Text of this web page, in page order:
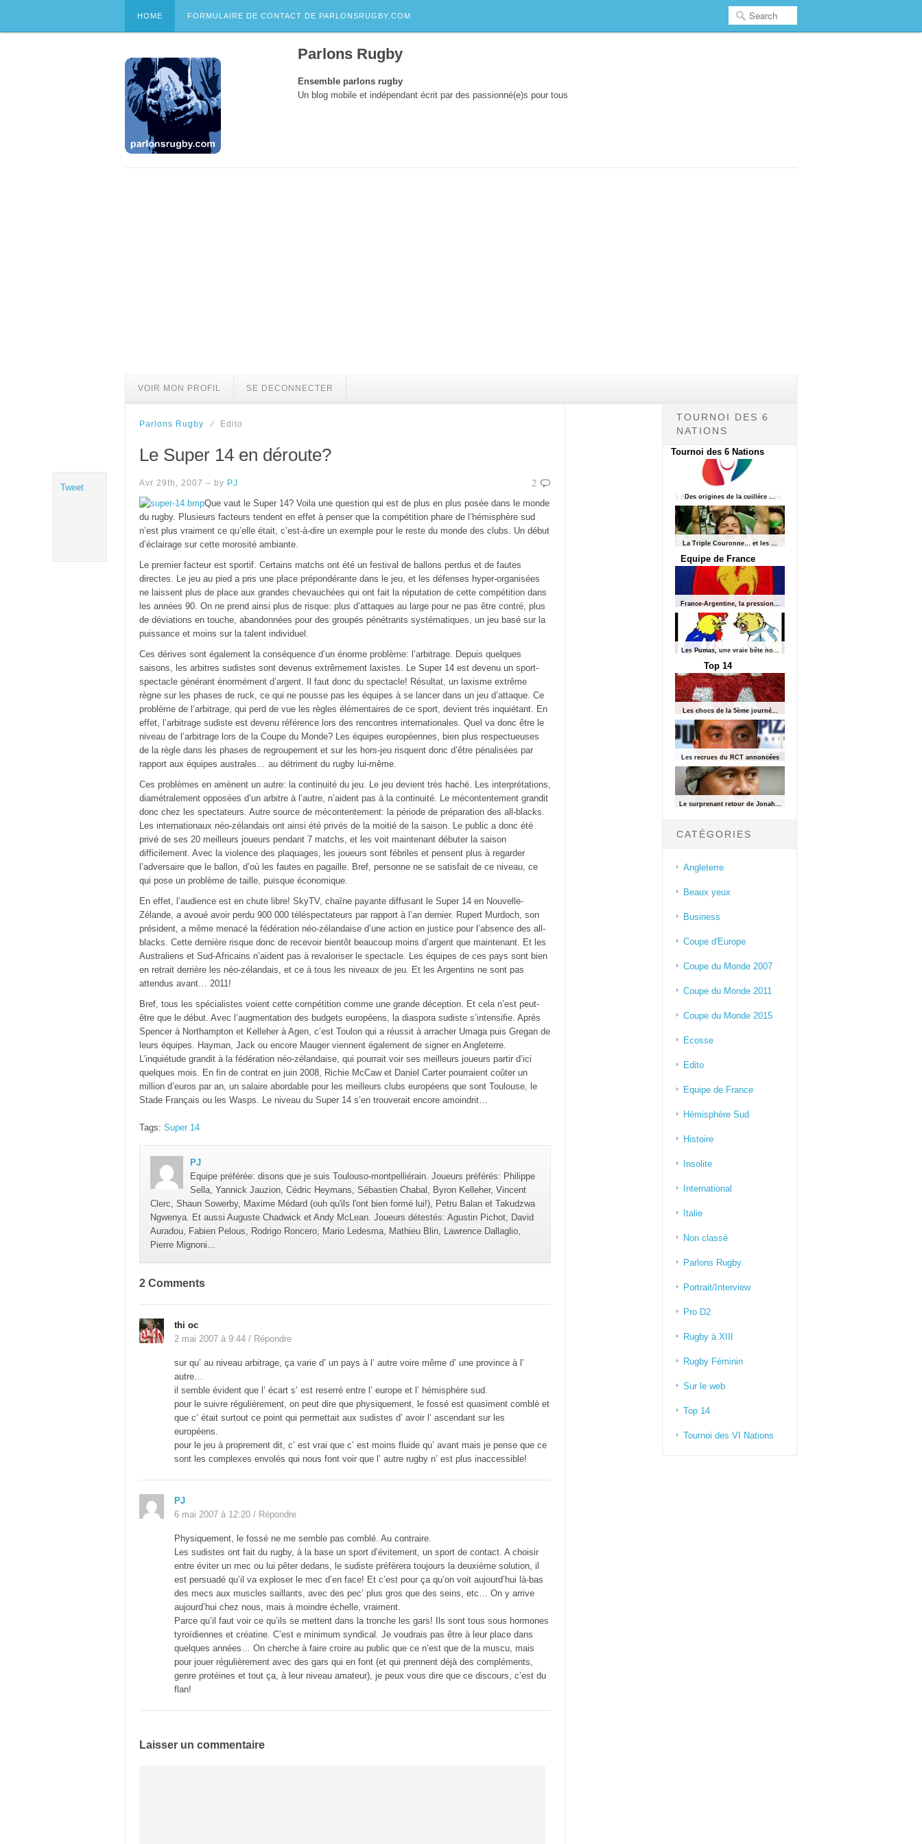
HOME FORMULAIRE DE CONTACT DE PARLONSRUGBY.COM
Parlons Rugby
Ensemble parlons rugby
Un blog mobile et indépendant écrit par des passionné(e)s pour tous
VOIR MON PROFIL SE DECONNECTER
Parlons Rugby Edito
Le Super 14 en déroute?
Avr 29th, 2007 – by PJ 2
Que vaut le Super 14? Voila une question qui est de plus en plus posée dans le monde
du rugby. Plusieurs facteurs tendent en effet à penser que la compétition phare de l’hémisphère sud
n’est plus vraiment ce qu’elle était, c’est-à-dire un exemple pour le reste du monde des clubs. Un début
d’éclairage sur cette morosité ambiante.
Le premier facteur est sportif. Certains matchs ont été un festival de ballons perdus et de fautes
directes. Le jeu au pied a pris une place prépondérante dans le jeu, et les défenses hyper-organisées
ne laissent plus de place aux grandes chevauchées qui ont fait la réputation de cette compétition dans
les années 90. On ne prend ainsi plus de risque: plus d’attaques au large pour ne pas être contré, plus
de déviations en touche, abandonnées pour des groupés pénétrants systématiques, un jeu basé sur la
puissance et moins sur la talent individuel.
Ces dérives sont également la conséquence d’un énorme problème: l’arbitrage. Depuis quelques
saisons, les arbitres sudistes sont devenus extrêmement laxistes. Le Super 14 est devenu un sport-
spectacle générant énormément d’argent. Il faut donc du spectacle! Résultat, un laxisme extrême
règne sur les phases de ruck, ce qui ne pousse pas les équipes à se lancer dans un jeu d’attaque. Ce
problème de l’arbitrage, qui perd de vue les règles élémentaires de ce sport, devient très inquiétant. En
effet, l’arbitrage sudiste est devenu référence lors des rencontres internationales. Quel va donc être le
niveau de l’arbitrage lors de la Coupe du Monde? Les équipes européennes, bien plus respectueuses
de la règle dans les phases de regroupement et sur les hors-jeu risquent donc d’être pénalisées par
rapport aux équipes australes… au détriment du rugby lui-même.
Ces problèmes en amènent un autre: la continuité du jeu. Le jeu devient très haché. Les interprétations,
diamétralement opposées d’un arbitre à l’autre, n’aident pas à la continuité. Le mécontentement grandit
donc chez les spectateurs. Autre source de mécontentement: la période de préparation des all-blacks.
Les internationaux néo-zélandais ont ainsi été privés de la moitié de la saison. Le public a donc été
privé de ses 20 meilleurs joueurs pendant 7 matchs, et les voit maintenant débuter la saison
difficilement. Avec la violence des plaquages, les joueurs sont fébriles et pensent plus à regarder
l’adversaire que le ballon, d’où les fautes en pagaille. Bref, personne ne se satisfait de ce niveau, ce
qui pose un problème de taille, puisque économique.
En effet, l’audience est en chute libre! SkyTV, chaîne payante diffusant le Super 14 en Nouvelle-
Zélande, a avoué avoir perdu 900 000 téléspectateurs par rapport à l’an dernier. Rupert Murdoch, son
président, a même menacé la fédération néo-zélandaise d’une action en justice pour l’absence des all-
blacks. Cette dernière risque donc de recevoir bientôt beaucoup moins d’argent que maintenant. Et les
Australiens et Sud-Africains n’aident pas à revaloriser le spectacle. Les équipes de ces pays sont bien
en retrait derrière les néo-zélandais, et ce à tous les niveaux de jeu. Et les Argentins ne sont pas
attendus avant… 2011!
Bref, tous les spécialistes voient cette compétition comme une grande déception. Et cela n’est peut-
être que le début. Avec l’augmentation des budgets européens, la diaspora sudiste s’intensifie. Après
Spencer à Northampton et Kelleher à Agen, c’est Toulon qui a réussit à arracher Umaga puis Gregan de
leurs équipes. Hayman, Jack ou encore Mauger viennent également de signer en Angleterre.
L’inquiétude grandit à la fédération néo-zélandaise, qui pourrait voir ses meilleurs joueurs partir d’ici
quelques mois. En fin de contrat en juin 2008, Richie McCaw et Daniel Carter pourraient coûter un
million d’euros par an, un salaire abordable pour les meilleurs clubs européens que sont Toulouse, le
Stade Français ou les Wasps. Le niveau du Super 14 s’en trouverait encore amoindrit…
Tags: Super 14
PJ
Equipe préférée: disons que je suis Toulouso-montpelliérain. Joueurs préférés: Philippe
Sella, Yannick Jauzion, Cédric Heymans, Sébastien Chabal, Byron Kelleher, Vincent
Clerc, Shaun Sowerby, Maxime Médard (ouh qu'ils l'ont bien formé lui!), Petru Balan et Takudzwa
Ngwenya. Et aussi Auguste Chadwick et Andy McLean. Joueurs détestés: Agustin Pichot, David
Auradou, Fabien Pelous, Rodrigo Roncero, Mario Ledesma, Mathieu Blin, Lawrence Dallaglio,
Pierre Mignoni...
2 Comments
thi oc
2 mai 2007 à 9:44 / Répondre
sur qu’ au niveau arbitrage, ça varie d’ un pays à l’ autre voire même d’ une province à l’
autre…
il semble évident que l’ écart s’ est reserré entre l’ europe et l’ hémisphère sud.
pour le suivre régulièrement, on peut dire que physiquement, le fossé est quasiment comblé et
que c’ était surtout ce point qui permettait aux sudistes d’ avoir l’ ascendant sur les
européens.
pour le jeu à proprement dit, c’ est vrai que c’ est moins fluide qu’ avant mais je pense que ce
sont les complexes envolés qui nous font voir que l’ autre rugby n’ est plus inaccessible!
PJ
6 mai 2007 à 12:20 / Répondre
Physiquement, le fossé ne me semble pas comblé. Au contraire.
Les sudistes ont fait du rugby, à la base un sport d’évitement, un sport de contact. A choisir
entre éviter un mec ou lui pêter dedans, le sudiste préfèrera toujours la deuxième solution, il
est persuadé qu’il va exploser le mec d’en face! Et c’est pour ça qu’on voit aujourd’hui là-bas
des mecs aux muscles saillants, avec des pec’ plus gros que des seins, etc… On y arrive
aujourd’hui chez nous, mais à moindre échelle, vraiment.
Parce qu’il faut voir ce qu’ils se mettent dans la tronche les gars! Ils sont tous sous hormones
tyroïdiennes et créatine. C’est e minimum syndical. Je voudrais pas être à leur place dans
quelques années… On cherche à faire croire au public que ce n’est que de la muscu, mais
pour jouer régulièrement avec des gars qui en font (et qui prennent déjà des compléments,
genre protéines et tout ça, à leur niveau amateur), je peux vous dire que ce discours, c’est du
flan!
Laisser un commentaire
Tweet
TOURNOI DES 6
NATIONS
Tournoi des 6 Nations
Des origines de la cuillère ...
La Triple Couronne… et les ...
Equipe de France
France-Argentine, la pression...
Les Pumas, une vraie bête no...
Top 14
Les chocs de la 5ème journé...
Les recrues du RCT annoncées
Le surprenant retour de Jonah...
CATÉGORIES
Angleterre
Beaux yeux
Business
Coupe d'Europe
Coupe du Monde 2007
Coupe du Monde 2011
Coupe du Monde 2015
Ecosse
Edito
Equipe de France
Hémisphère Sud
Histoire
Insolite
International
Italie
Non classé
Parlons Rugby
Portrait/Interview
Pro D2
Rugby à XIII
Rugby Féminin
Sur le web
Top 14
Tournoi des VI Nations